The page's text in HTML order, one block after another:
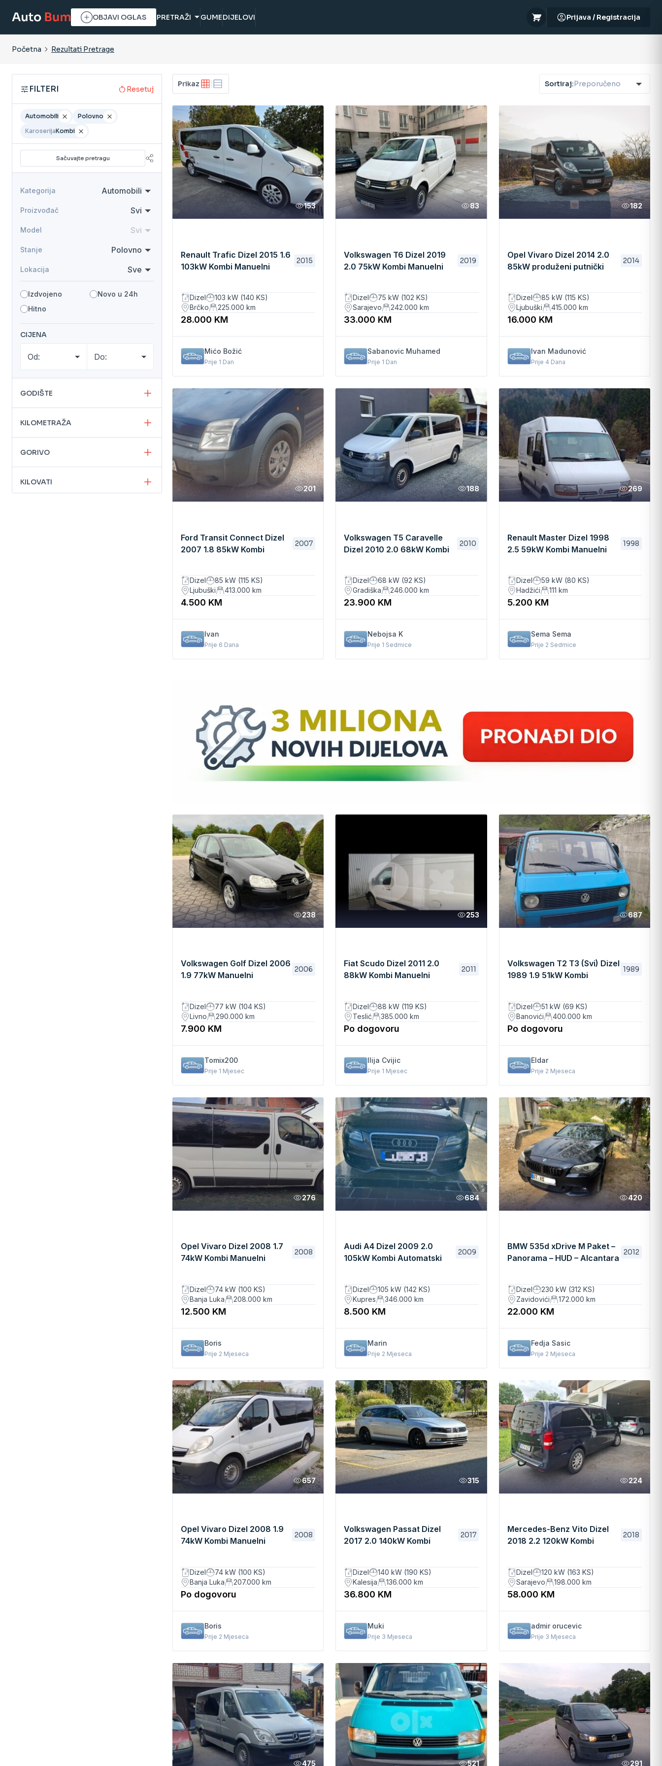
OBJAVI OGLAS PRETRAŽI GUMEDIJELOVI Prijava / Registracija
Početna Rezultati Pretrage
FILTERI Resetuj
Automobili
Polovno
KaroserijaKombi
Sačuvajte pretragu
Kategorija Automobili
Proizvođač Svi
Model Svi
Stanje Polovno
Lokacija Sve
Izdvojeno
Novo u 24h
Hitno
CIJENA
Od: Do:
GODIŠTE
KILOMETRAŽA
GORIVO
KILOVATI
Prikaz Sortiraj:Preporučeno
153
Renault Trafic Dizel 2015 1.6
103kW Kombi Manuelni
2015
Dizel
103 kW (140 KS)
Brčko
225.000 km
28.000 KM
Mićo Božić
Prije 1 Dan
83
Volkswagen T6 Dizel 2019
2.0 75kW Kombi Manuelni
2019
Dizel
75 kW (102 KS)
Sarajevo
242.000 km
33.000 KM
Sabanovic Muhamed
Prije 1 Dan
182
Opel Vivaro Dizel 2014 2.0
85kW produženi putnički
2014
Dizel
85 kW (115 KS)
Ljubuški
415.000 km
16.000 KM
Ivan Madunović
Prije 4 Dana
201
Ford Transit Connect Dizel
2007 1.8 85kW Kombi
2007
Dizel
85 kW (115 KS)
Ljubuški
413.000 km
4.500 KM
Ivan
Prije 6 Dana
188
Volkswagen T5 Caravelle
Dizel 2010 2.0 68kW Kombi
2010
Dizel
68 kW (92 KS)
Gradiška
246.000 km
23.900 KM
Nebojsa K
Prije 1 Sedmice
269
Renault Master Dizel 1998
2.5 59kW Kombi Manuelni
1998
Dizel
59 kW (80 KS)
Hadžići
111 km
5.200 KM
Sema Sema
Prije 2 Sedmice
238
Volkswagen Golf Dizel 2006
1.9 77kW Manuelni
2006
Dizel
77 kW (104 KS)
Livno
290.000 km
7.900 KM
Tomix200
Prije 1 Mjesec
253
Fiat Scudo Dizel 2011 2.0
88kW Kombi Manuelni
2011
Dizel
88 kW (119 KS)
Teslić
385.000 km
Po dogovoru
Ilija Cvijic
Prije 1 Mjesec
687
Volkswagen T2 T3 (Svi) Dizel
1989 1.9 51kW Kombi
1989
Dizel
51 kW (69 KS)
Banovići
400.000 km
Po dogovoru
Eldar
Prije 2 Mjeseca
276
Opel Vivaro Dizel 2008 1.7
74kW Kombi Manuelni
2008
Dizel
74 kW (100 KS)
Banja Luka
208.000 km
12.500 KM
Boris
Prije 2 Mjeseca
684
Audi A4 Dizel 2009 2.0
105kW Kombi Automatski
2009
Dizel
105 kW (142 KS)
Kupres
346.000 km
8.500 KM
Marin
Prije 2 Mjeseca
420
BMW 535d xDrive M Paket –
Panorama – HUD – Alcantara
STANJE
2012
Dizel
230 kW (312 KS)
Zavidovići
172.000 km
22.000 KM
Fedja Sasic
Prije 2 Mjeseca
657
Opel Vivaro Dizel 2008 1.9
74kW Kombi Manuelni
2008
Dizel
74 kW (100 KS)
Banja Luka
207.000 km
Po dogovoru
Boris
Prije 2 Mjeseca
315
Volkswagen Passat Dizel
2017 2.0 140kW Kombi
2017
Dizel
140 kW (190 KS)
Kalesija
136.000 km
36.800 KM
Muki
Prije 3 Mjeseca
224
Mercedes-Benz Vito Dizel
2018 2.2 120kW Kombi
2018
Dizel
120 kW (163 KS)
Sarajevo
198.000 km
58.000 KM
admir orucevic
Prije 3 Mjeseca
475 521 291